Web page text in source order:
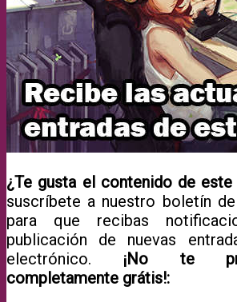
¿Te gusta el contenido de este
suscríbete a nuestro boletín
para que recibas
publicación de nuevas
electrónico. ¡No te
completamente grátis!: